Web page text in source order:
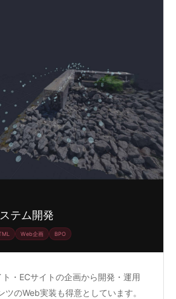
テム開発
Web企画 BPO
・ECサイトの企画から開発・運用
ツのWeb実装も得意としています。